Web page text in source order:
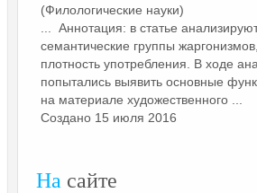
(Филологические науки)
... Аннотация: в статье
семантические группы
плотность употребления. В ходе
попытались выявить основные
на материале художественного ...
Создано 15 июля 2016
На сайте